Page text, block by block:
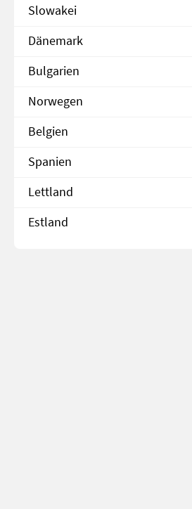
Slowakei
Dänemark
Bulgarien
Norwegen
Belgien
Spanien
Lettland
Estland